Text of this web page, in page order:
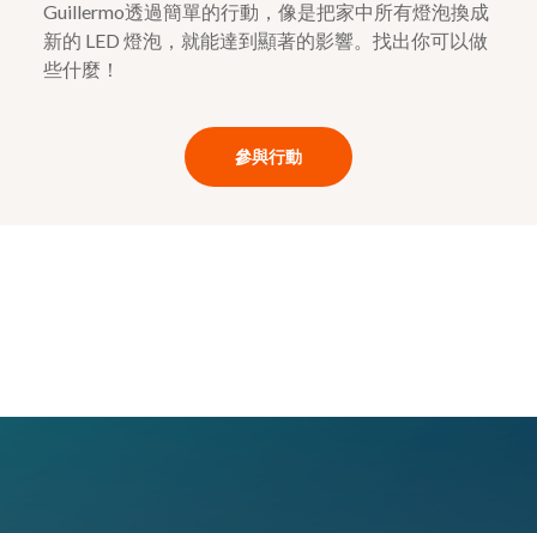
Guillermo透過簡單的行動，像是把家中所有燈泡換成
新的 LED 燈泡，就能達到顯著的影響。找出你可以做
些什麼！
參與行動